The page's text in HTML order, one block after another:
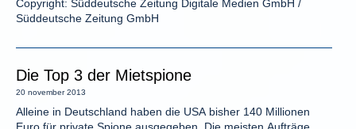
Copyright: Süddeutsche Zeitung Digitale Medien GmbH /
Süddeutsche Zeitung GmbH
Die Top 3 der Mietspione
20 november 2013
Alleine in Deutschland haben die USA bisher 140 Millionen